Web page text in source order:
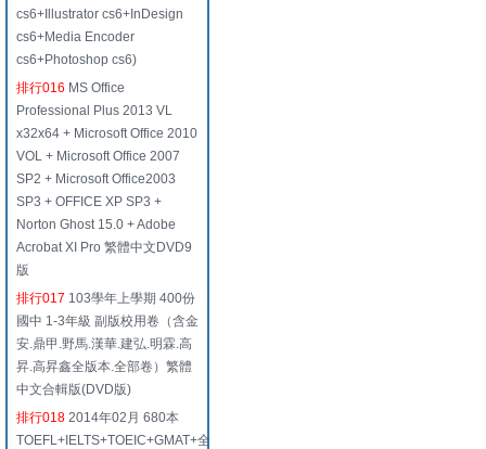
cs6+Illustrator cs6+InDesign
cs6+Media Encoder
cs6+Photoshop cs6)
排行016 MS Office
Professional Plus 2013 VL
x32x64 + Microsoft Office 2010
VOL + Microsoft Office 2007
SP2 + Microsoft Office2003
SP3 + OFFICE XP SP3 +
Norton Ghost 15.0 + Adobe
Acrobat XI Pro 繁體中文DVD9
版
排行017 103學年上學期 400份
國中 1-3年級 副版校用卷（含金
安.鼎甲.野馬.漢華.建弘.明霖.高
昇.高昇鑫全版本.全部卷）繁體
中文合輯版(DVD版)
排行018 2014年02月 680本
TOEFL+IELTS+TOEIC+GMAT+全